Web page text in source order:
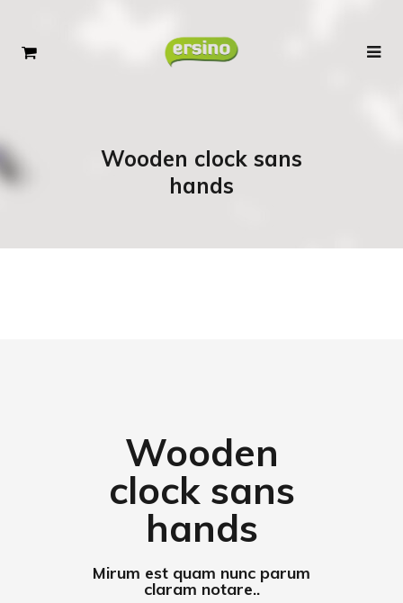
Wooden clock sans
hands
Wooden
clock sans
hands
Mirum est quam nunc parum
claram notare..